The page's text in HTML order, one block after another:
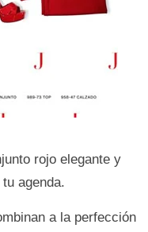
rojo elegante y
agenda.
a la perfección